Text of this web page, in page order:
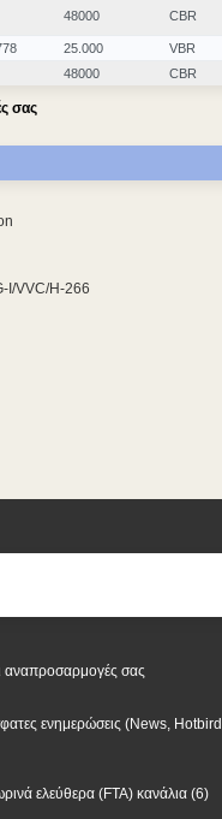
48000 CBR
25.000 VBR
48000 CBR
σας
I/VVC/H-266
αναπροσαρμογές σας
ενημερώσεις (News, Hotbird
ελεύθερα (FTA) κανάλια (6)